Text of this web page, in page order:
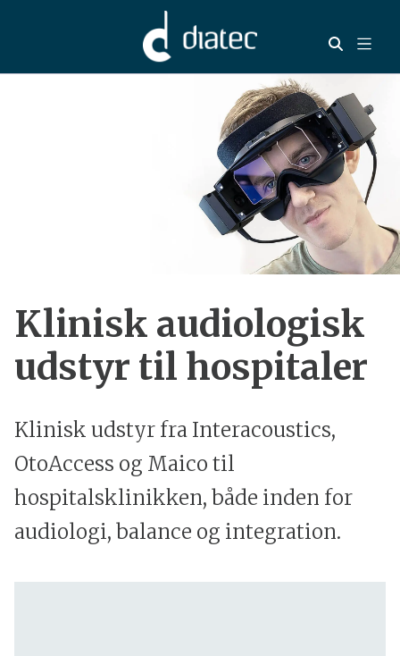
Klinisk audiologisk
udstyr til hospitaler
Klinisk udstyr fra Interacoustics,
OtoAccess og Maico til
hospitalsklinikken, både inden for
audiologi, balance og integration.